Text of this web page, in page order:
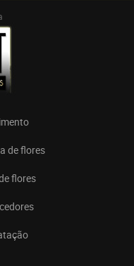
de flores
flores